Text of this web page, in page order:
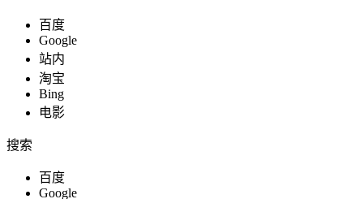
百度
Google
站内
淘宝
Bing
电影
搜索
百度
Google